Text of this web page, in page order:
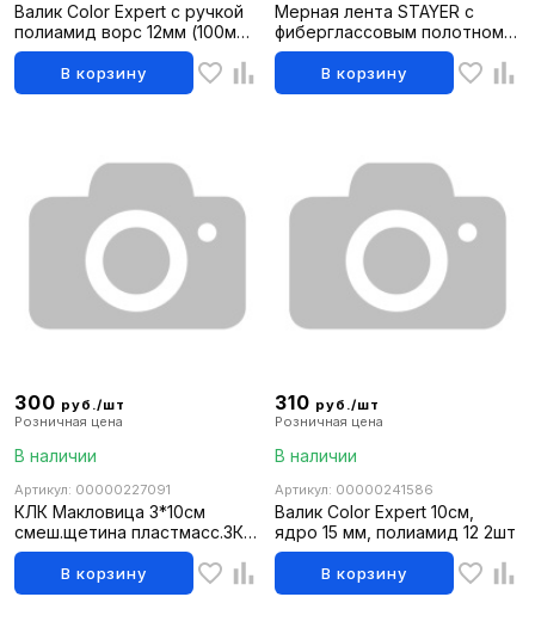
Валик Color Expert с ручкой
полиамид ворс 12мм (100мм
д.17мм)
В корзину
Мерная лента STAYER с
фиберглассовым полотном
50м 3415-50
В корзину
300 руб./шт
Розничная цена
В наличии
Артикул: 00000227091
КЛК Макловица 3*10см
смеш.щетина пластмасс.3К
красная ручка
В корзину
310 руб./шт
Розничная цена
В наличии
Артикул: 00000241586
Валик Color Expert 10см,
ядро 15 мм, полиамид 12 2шт
В корзину